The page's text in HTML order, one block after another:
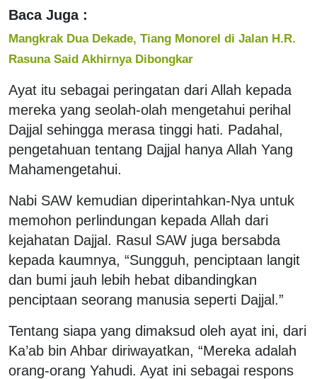
Baca Juga :
Mangkrak Dua Dekade, Tiang Monorel di Jalan H.R.
Rasuna Said Akhirnya Dibongkar
Ayat itu sebagai peringatan dari Allah kepada
mereka yang seolah-olah mengetahui perihal
Dajjal sehingga merasa tinggi hati. Padahal,
pengetahuan tentang Dajjal hanya Allah Yang
Mahamengetahui.
Nabi SAW kemudian diperintahkan-Nya untuk
memohon perlindungan kepada Allah dari
kejahatan Dajjal. Rasul SAW juga bersabda
kepada kaumnya, “Sungguh, penciptaan langit
dan bumi jauh lebih hebat dibandingkan
penciptaan seorang manusia seperti Dajjal.”
Tentang siapa yang dimaksud oleh ayat ini, dari
Ka’ab bin Ahbar diriwayatkan, “Mereka adalah
orang-orang Yahudi. Ayat ini sebagai respons